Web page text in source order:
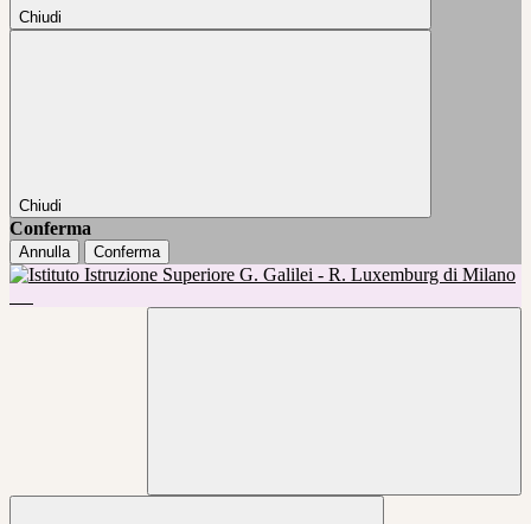
Chiudi
Chiudi
Conferma
Annulla Conferma